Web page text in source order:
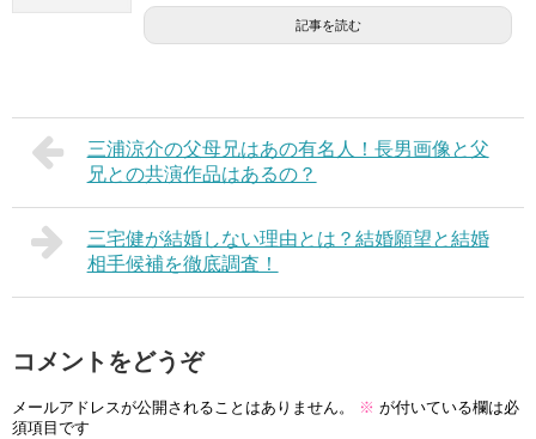
記事を読む
三浦涼介の父母兄はあの有名人！長男画像と父
兄との共演作品はあるの？
三宅健が結婚しない理由とは？結婚願望と結婚
相手候補を徹底調査！
コメントをどうぞ
メールアドレスが公開されることはありません。 ※ が付いている欄は必
須項目です